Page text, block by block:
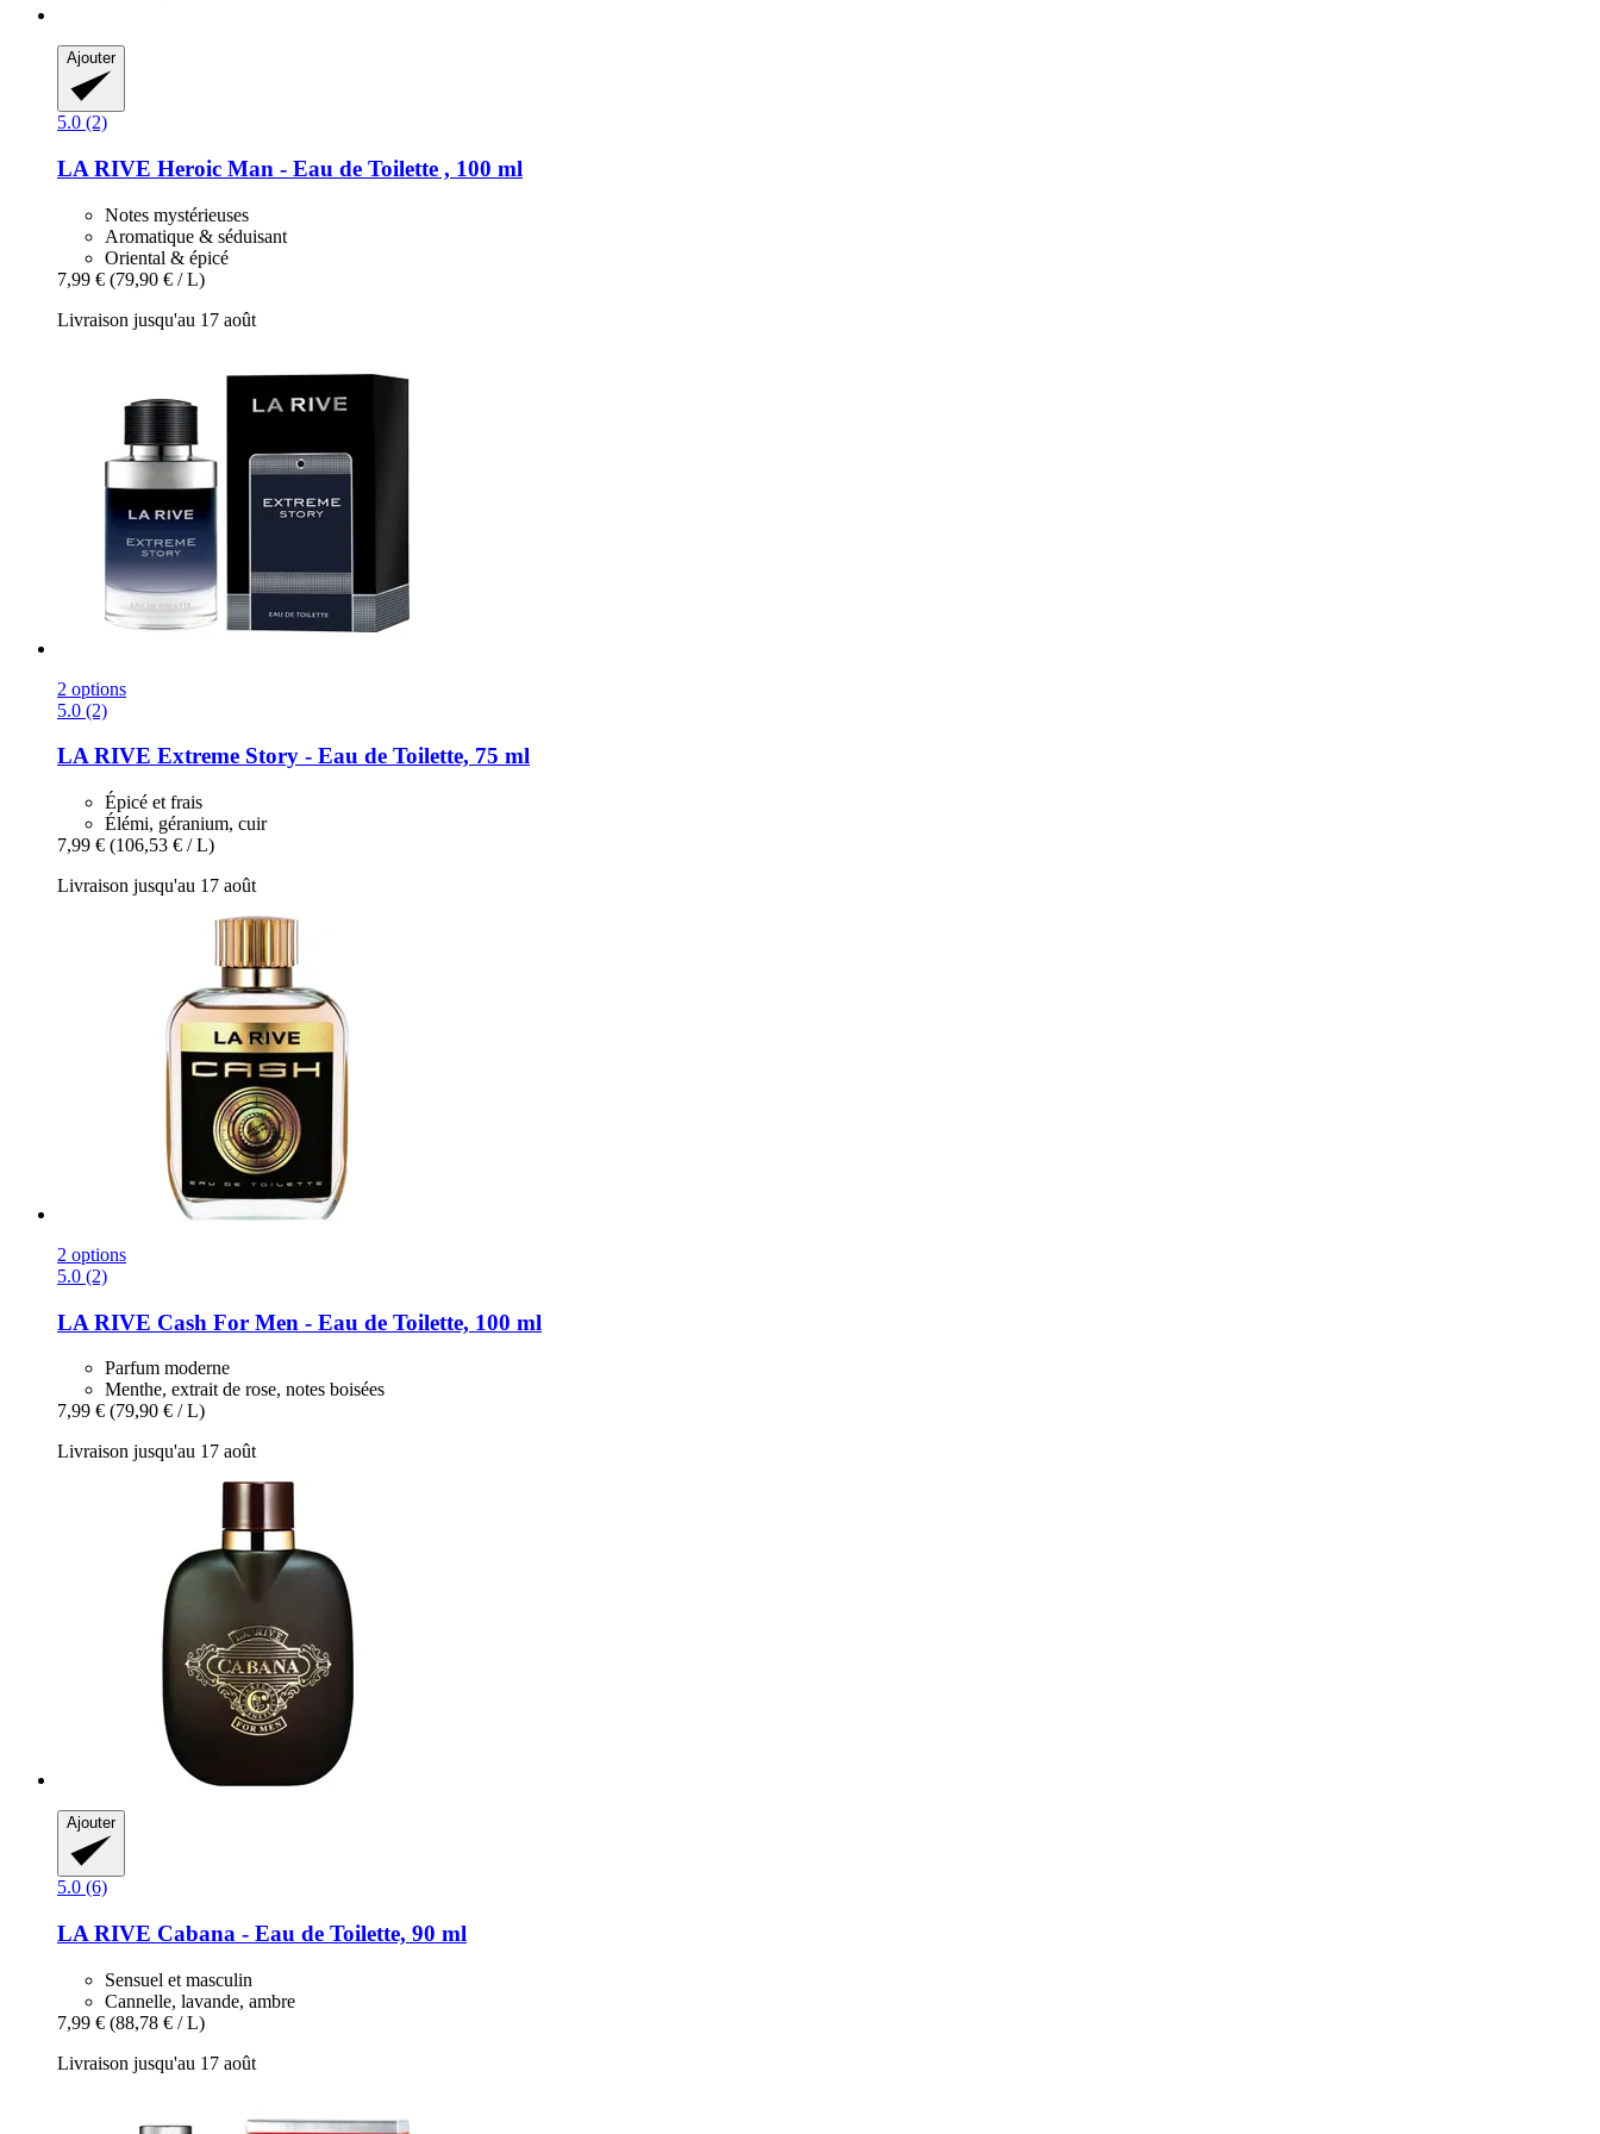
Ajouter
5.0 (2)
LA RIVE Heroic Man -​ Eau de Toilette , 100 ml
Notes mystérieuses
Aromatique & séduisant
Oriental & épicé
7,99 € (79,90 € / L)
Livraison jusqu'au 17 août
2 options
5.0 (2)
LA RIVE Extreme Story -​ Eau de Toilette, 75 ml
Épicé et frais
Élémi, géranium, cuir
7,99 € (106,53 € / L)
Livraison jusqu'au 17 août
2 options
5.0 (2)
LA RIVE Cash For Men -​ Eau de Toilette, 100 ml
Parfum moderne
Menthe, extrait de rose, notes boisées
7,99 € (79,90 € / L)
Livraison jusqu'au 17 août
Ajouter
5.0 (6)
LA RIVE Cabana -​ Eau de Toilette, 90 ml
Sensuel et masculin
Cannelle, lavande, ambre
7,99 € (88,78 € / L)
Livraison jusqu'au 17 août